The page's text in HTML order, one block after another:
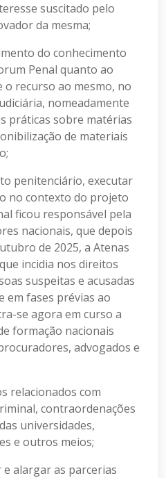
suscitado pelo
da mesma;
do conhecimento
Penal quanto ao
recurso ao mesmo, no
nomeadamente
práticas sobre matérias
de materiais
penitenciário, executar
no contexto do projeto
ficou responsável pela
nacionais, que depois
de 2025, a Atenas
incidia nos direitos
suspeitas e acusadas
em fases prévias ao
se agora em curso a
formação nacionais
advogados e
relacionados com
contraordenações
universidades,
e outros meios;
alargar as parcerias